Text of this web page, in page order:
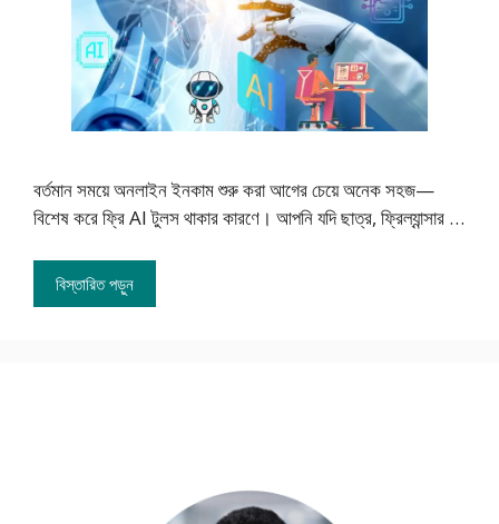
বর্তমান সময়ে অনলাইন ইনকাম শুরু করা আগের চেয়ে অনেক সহজ—
বিশেষ করে ফ্রি AI টুলস থাকার কারণে। আপনি যদি ছাত্র, ফ্রিল্যান্সার …
বিস্তারিত পড়ুন